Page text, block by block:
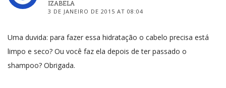
IZABELA
3 DE JANEIRO DE 2015 AT 08:04
Uma duvida: para fazer essa hidratação o cabelo precisa está
limpo e seco? Ou você faz ela depois de ter passado o
shampoo? Obrigada.